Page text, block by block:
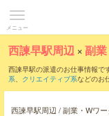
メニュー
西諫早駅周辺 ×副
西諫早駅の派遣のお仕事情報です
系、 クリエイティブ系などのお
西諫早駅周辺 / 副業・Wワ